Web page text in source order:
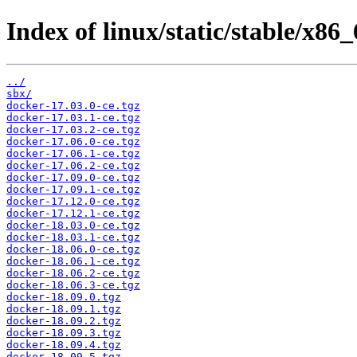
Index of linux/static/stable/
../
sbx/
docker-17.03.0-ce.tgz
docker-17.03.1-ce.tgz
docker-17.03.2-ce.tgz
docker-17.06.0-ce.tgz
docker-17.06.1-ce.tgz
docker-17.06.2-ce.tgz
docker-17.09.0-ce.tgz
docker-17.09.1-ce.tgz
docker-17.12.0-ce.tgz
docker-17.12.1-ce.tgz
docker-18.03.0-ce.tgz
docker-18.03.1-ce.tgz
docker-18.06.0-ce.tgz
docker-18.06.1-ce.tgz
docker-18.06.2-ce.tgz
docker-18.06.3-ce.tgz
docker-18.09.0.tgz
docker-18.09.1.tgz
docker-18.09.2.tgz
docker-18.09.3.tgz
docker-18.09.4.tgz